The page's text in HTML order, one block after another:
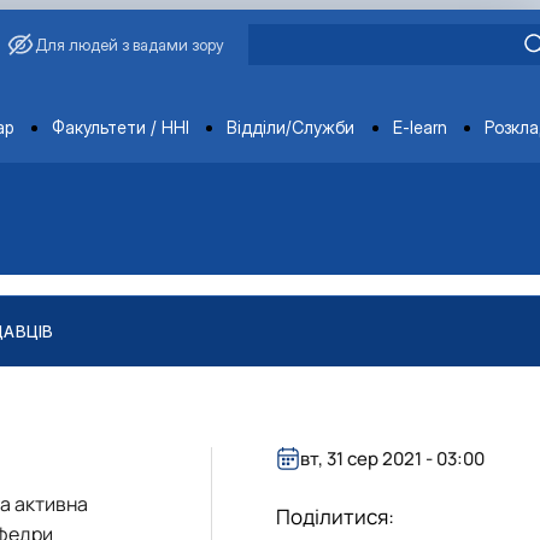
Для людей з вадами зору
Факультети / ННІ Відділи/Служби E-learn
активна
вт, 31 сер 2021 - 03:00
Поділитися: